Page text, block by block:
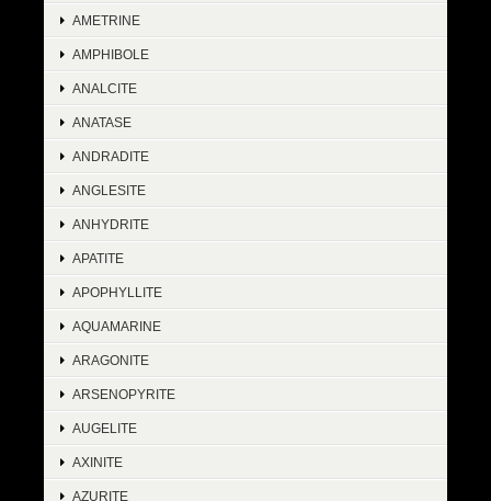
AMETRINE
AMPHIBOLE
ANALCITE
ANATASE
ANDRADITE
ANGLESITE
ANHYDRITE
APATITE
APOPHYLLITE
AQUAMARINE
ARAGONITE
ARSENOPYRITE
AUGELITE
AXINITE
AZURITE